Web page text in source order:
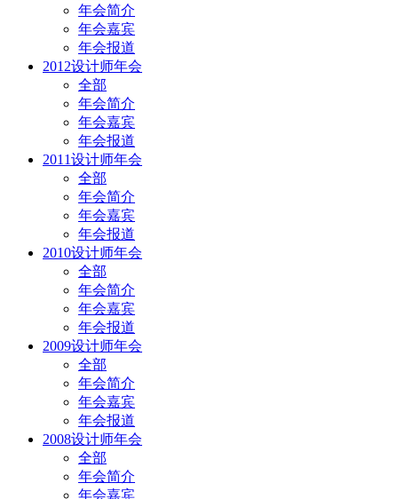
年会简介
年会嘉宾
年会报道
2012设计师年会
全部
年会简介
年会嘉宾
年会报道
2011设计师年会
全部
年会简介
年会嘉宾
年会报道
2010设计师年会
全部
年会简介
年会嘉宾
年会报道
2009设计师年会
全部
年会简介
年会嘉宾
年会报道
2008设计师年会
全部
年会简介
年会嘉宾